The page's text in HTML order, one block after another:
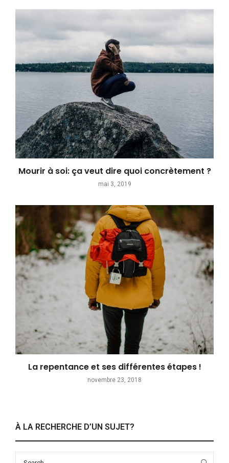
Mourir à soi: ça veut dire quoi concrètement ?
mai 3, 2019
La repentance et ses différentes étapes !
novembre 23, 2018
À LA RECHERCHE D’UN SUJET?